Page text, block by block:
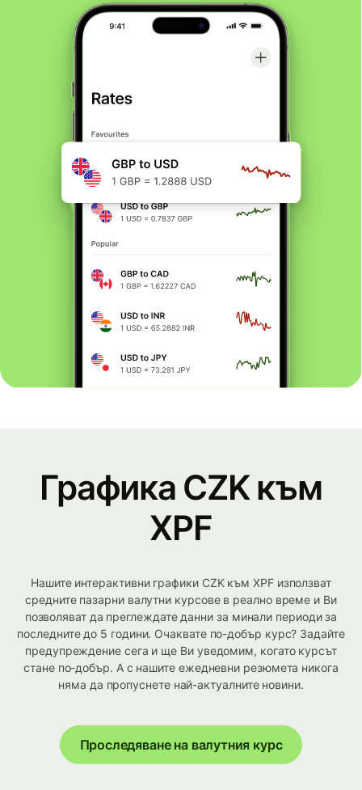
Графика CZK към
XPF
Нашите интерактивни графики CZK към XPF използват
средните пазарни валутни курсове в реално време и Ви
позволяват да преглеждате данни за минали периоди за
последните до 5 години. Очаквате по-добър курс? Задайте
предупреждение сега и ще Ви уведомим, когато курсът
стане по-добър. А с нашите ежедневни резюмета никога
няма да пропуснете най-актуалните новини.
Проследяване на валутния курс